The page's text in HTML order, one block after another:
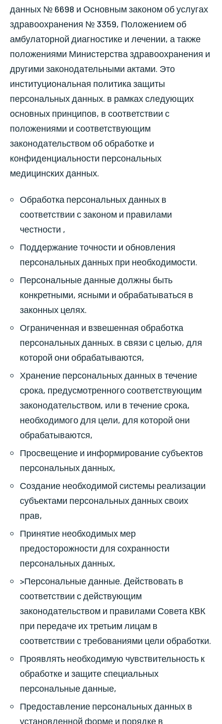
данных № 6698 и Основным законом об услугах
здравоохранения № 3359, Положением об
амбулаторной диагностике и лечении, а также
положениями Министерства здравоохранения и
другими законодательными актами. Это
институциональная политика защиты
персональных данных. в рамках следующих
основных принципов, в соответствии с
положениями и соответствующим
законодательством об обработке и
конфиденциальности персональных
медицинских данных.
Обработка персональных данных в
соответствии с законом и правилами
честности ,
Поддержание точности и обновления
персональных данных при необходимости.
Персональные данные должны быть
конкретными, ясными и обрабатываться в
законных целях.
Ограниченная и взвешенная обработка
персональных данных. в связи с целью, для
которой они обрабатываются,
Хранение персональных данных в течение
срока, предусмотренного соответствующим
законодательством, или в течение срока,
необходимого для цели, для которой они
обрабатываются,
Просвещение и информирование субъектов
персональных данных,
Создание необходимой системы реализации
субъектами персональных данных своих
прав,
Принятие необходимых мер
предосторожности для сохранности
персональных данных,
>Персональные данные. Действовать в
соответствии с действующим
законодательством и правилами Совета КВК
при передаче их третьим лицам в
соответствии с требованиями цели обработки.
Проявлять необходимую чувствительность к
обработке и защите специальных
персональные данные,
Предоставление персональных данных в
установленной форме и порядке в